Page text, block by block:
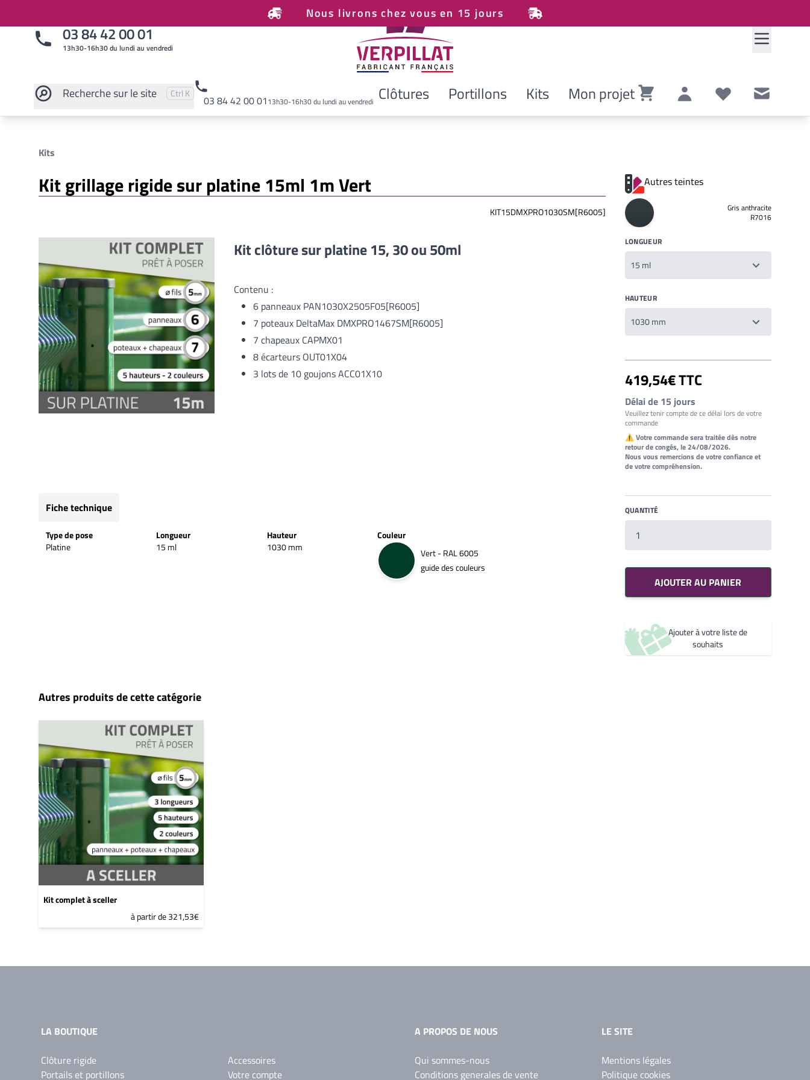
Nous livrons chez vous en 15 jours
03 84 42 00 01
13h30-16h30 du lundi au vendredi
Recherchesur le site Pressez
Ctrl et
K pour rechercher
03 84 42 00 0113h30-16h30 du lundi au vendredi Clôtures Portillons Kits Mon projet
Rechercher sur le site
Kits
Kit grillage rigide sur platine 15ml 1m Vert
KIT15DMXPRO1030SM[R6005]
Kit clôture sur platine 15, 30 ou 50ml
Contenu :
6 panneaux PAN1030X2505F05[R6005]
7 poteaux DeltaMax DMXPRO1467SM[R6005]
7 chapeaux CAPMX01
8 écarteurs OUT01X04
3 lots de 10 goujons ACC01X10
Fiche technique
Type de pose
Platine
Longueur
15 ml
Hauteur
1030 mm
Couleur
Vert - RAL 6005
guide des couleurs
Autres teintes
Gris anthracite
R7016
LONGUEUR
HAUTEUR
419,54€ TTC
Délai de 15 jours
Veuillez tenir compte de ce délai lors de votre
commande
⚠ Votre commande sera traitée dès notre
retour de congés, le 24/08/2026.
Nous vous remercions de votre confiance et
de votre compréhension.
QUANTITÉ
AJOUTER AU PANIER
0,00€
Ajouter à votre liste de
souhaits
Autres produits de cette catégorie
Kit complet à sceller
à partir de 321,53€
LA BOUTIQUE
Clôture rigide
Portails et portillons
Accessoires
Votre compte
A PROPOS DE NOUS
Qui sommes-nous
Conditions generales de vente
LE SITE
Mentions légales
Politique cookies